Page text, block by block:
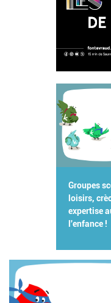
Groupes
loisirs,
expertise
l'enfance !